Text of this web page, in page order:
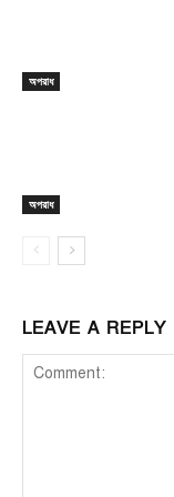
অপরাধ
অপরাধ
LEAVE A REPLY